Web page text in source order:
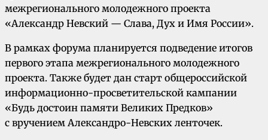
межрегионального молодежного проекта
«Александр Невский — Слава, Дух и Имя России».
В рамках форума планируется подведение итогов
первого этапа межрегионального молодежного
проекта. Также будет дан старт общероссийской
информационно-просветительской кампании
«Будь достоин памяти Великих Предков»
с вручением Александро-Невских ленточек.